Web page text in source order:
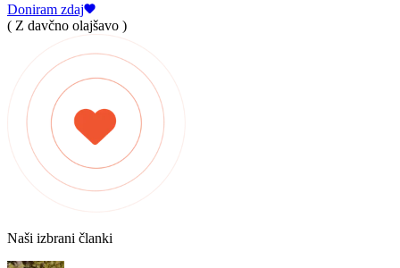
Doniram zdaj
( Z davčno olajšavo )
Naši izbrani članki